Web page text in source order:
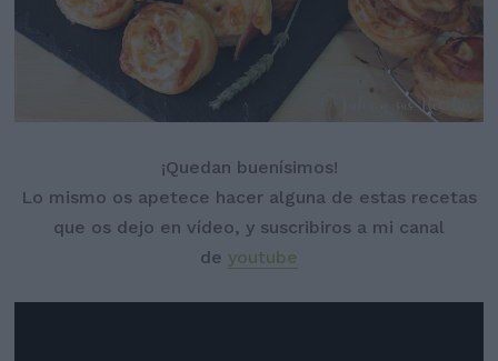
¡Quedan buenísimos!
Lo mismo os apetece hacer alguna de estas recetas
que os dejo en vídeo, y suscribiros a mi canal
de youtube